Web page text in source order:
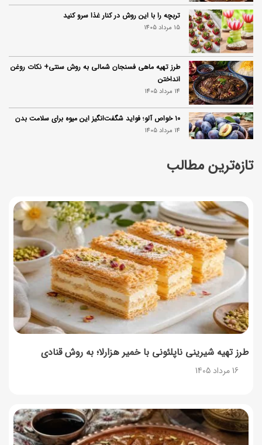
تازه‌ترین مطالب
طرز تهیه شیرینی ناپلئونی با خمیر هزارلا؛ به روش قنادی
16 مرداد 1405
تربچه را با این روش در کنار غذا سرو کنید
15 مرداد 1405
طرز تهیه ماهی فسنجان شمالی به روش سنتی+ نکات روغن
انداختن
14 مرداد 1405
۱۰ خواص آلو؛ فواید شگفت‌انگیز این میوه برای سلامت بدن
14 مرداد 1405
فردا ۱۵ مرداد کالابرگ این افراد واریز می‌شود
زمان شارژ کالابرگ تغییر کرد؛ جزئیات برنامه جدید واریز اعتبار
در مرداد
14 مرداد 1405
توصیه‌های مهم برای دفع انواع حشرات در خانه
14 مرداد 1405
طرز تهیه آلبالو شور خانگی؛ خوش‌رنگ و بدون کپک
14 مرداد 1405
۳۵ لیست غذاهای جدید و متفاوت؛ برای ناهار و مهمانی
14 مرداد 1405